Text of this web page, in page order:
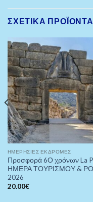
ΣΧΕΤΙΚΆ ΠΡΟΪΌΝΤΑ
ΗΜΕΡΉΣΙΕΣ ΕΚΔΡΟΜΈΣ
Προσφορά 6Ο χρόνων La
ΗΜΕΡΑ ΤΟΥΡΙΣΜΟΥ &
2026
20.00€